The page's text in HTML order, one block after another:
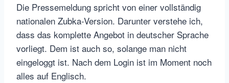
Die Pressemeldung spricht von einer vollständig
nationalen Zubka-Version. Darunter verstehe ich,
dass das komplette Angebot in deutscher Sprache
vorliegt. Dem ist auch so, solange man nicht
eingeloggt ist. Nach dem Login ist im Moment noch
alles auf Englisch.